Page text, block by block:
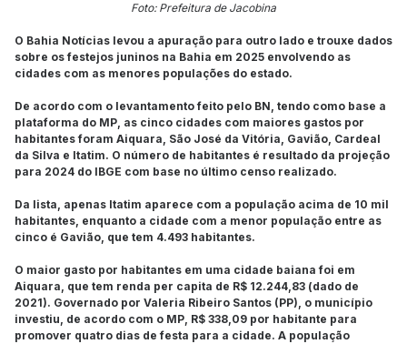
Foto: Prefeitura de Jacobina
O Bahia Notícias levou a apuração para outro lado e trouxe dados
sobre os festejos juninos na Bahia em 2025 envolvendo as
cidades com as menores populações do estado.
De acordo com o levantamento feito pelo BN, tendo como base a
plataforma do MP, as cinco cidades com maiores gastos por
habitantes foram Aiquara, São José da Vitória, Gavião, Cardeal
da Silva e Itatim. O número de habitantes é resultado da projeção
para 2024 do IBGE com base no último censo realizado.
Da lista, apenas Itatim aparece com a população acima de 10 mil
habitantes, enquanto a cidade com a menor população entre as
cinco é Gavião, que tem 4.493 habitantes.
O maior gasto por habitantes em uma cidade baiana foi em
Aiquara, que tem renda per capita de R$ 12.244,83 (dado de
2021). Governado por Valeria Ribeiro Santos (PP), o município
investiu, de acordo com o MP, R$ 338,09 por habitante para
promover quatro dias de festa para a cidade. A população